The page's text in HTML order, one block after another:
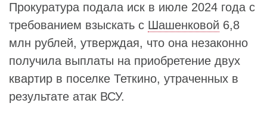
Прокуратура подала иск в июле 2024 года с
требованием взыскать с Шашенковой 6,8
млн рублей, утверждая, что она незаконно
получила выплаты на приобретение двух
квартир в поселке Теткино, утраченных в
результате атак ВСУ.